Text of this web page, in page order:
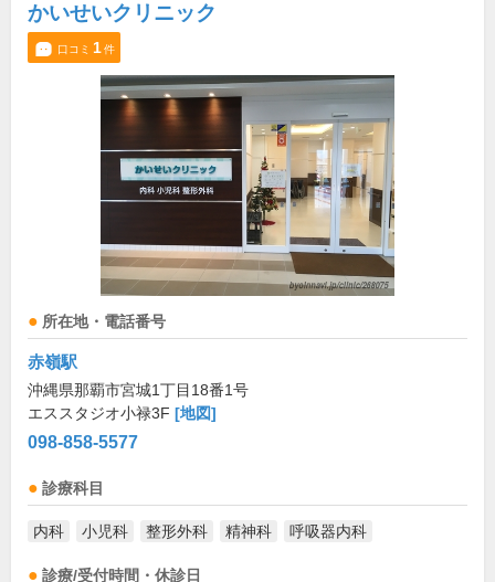
かいせいクリニック
口コミ 1件
所在地・電話番号
赤嶺駅
沖縄県那覇市宮城1丁目18番1号
エススタジオ小禄3F [地図]
098-858-5577
診療科目
内科 小児科 整形外科 精神科 呼吸器内科
診療/受付時間・休診日